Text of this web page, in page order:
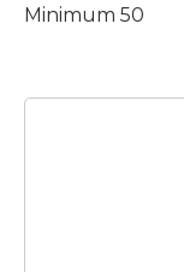
Minimum 50